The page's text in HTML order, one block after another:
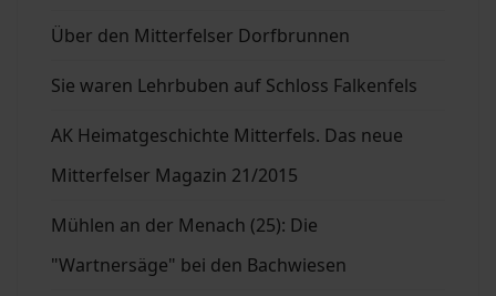
Über den Mitterfelser Dorfbrunnen
Sie waren Lehrbuben auf Schloss Falkenfels
AK Heimatgeschichte Mitterfels. Das neue
Mitterfelser Magazin 21/2015
Mühlen an der Menach (25): Die
"Wartnersäge" bei den Bachwiesen